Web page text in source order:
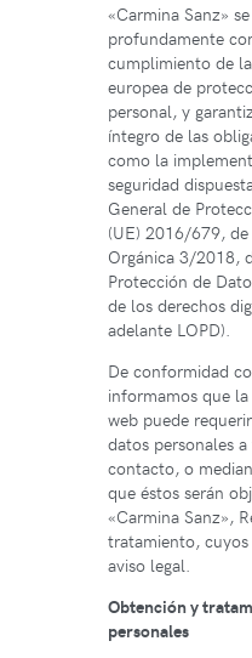
«Carmina Sanz»
profundamente
cumplimiento de
europea de
personal, y
íntegro de las
como la
seguridad
General de
(UE) 2016/679,
Orgánica 3/2018,
Protección de
de los derechos
adelante LOPD).
De conformidad
informamos que
web puede
datos personales
contacto, o
que éstos serán
«Carmina Sanz»,
tratamiento,
aviso legal.
Obtención y
personales